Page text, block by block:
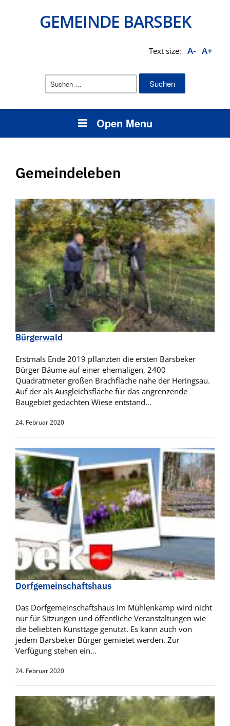
GEMEINDE BARSBEK
Text size: A- A+
Suchen
Open Menu
Gemeindeleben
Bürgerwald
Erstmals Ende 2019 pflanzten die ersten Barsbeker
Bürger Bäume auf einer ehemaligen, 2400
Quadratmeter großen Brachfläche nahe der Heringsau.
Auf der als Ausgleichsfläche für das angrenzende
Baugebiet gedachten Wiese entstand…
24. Februar 2020
Dorfgemeinschaftshaus
Das Dorfgemeinschaftshaus im Mühlenkamp wird nicht
nur für Sitzungen und öffentliche Veranstaltungen wie
die beliebten Kunsttage genutzt. Es kann auch von
jedem Barsbeker Bürger gemietet werden. Zur
Verfügung stehen ein…
24. Februar 2020